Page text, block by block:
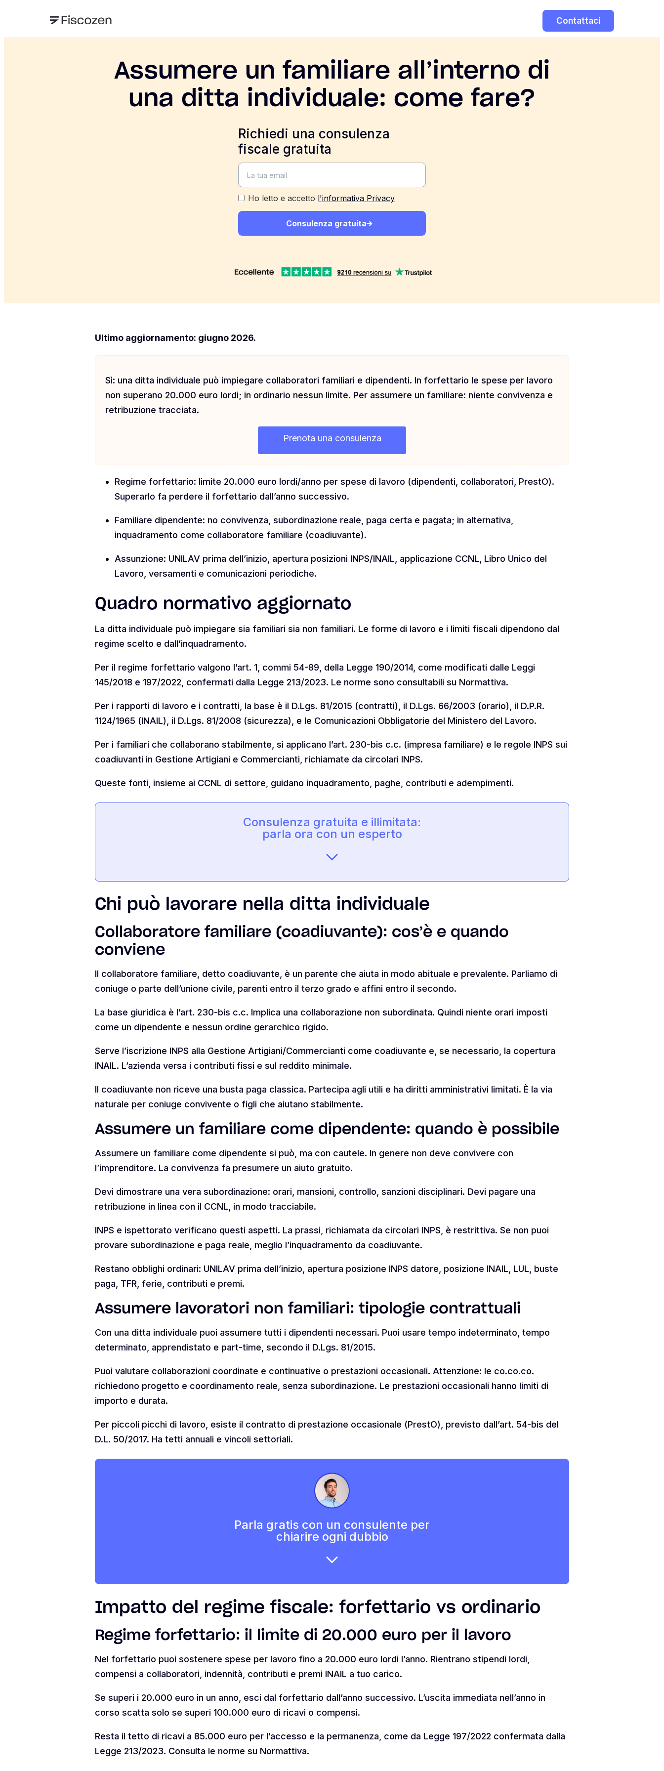
Contattaci
Assumere un familiare all’interno di
una ditta individuale: come fare?
Richiedi una consulenza
fiscale gratuita
Ho letto e accetto l'informativa Privacy
Consulenza gratuita
Ultimo aggiornamento: giugno 2026.
Sì: una ditta individuale può impiegare collaboratori familiari e dipendenti. In forfettario le spese per lavoro
non superano 20.000 euro lordi; in ordinario nessun limite. Per assumere un familiare: niente convivenza e
retribuzione tracciata.
Prenota una consulenza
Regime forfettario: limite 20.000 euro lordi/anno per spese di lavoro (dipendenti, collaboratori, PrestO).
Superarlo fa perdere il forfettario dall’anno successivo.
Familiare dipendente: no convivenza, subordinazione reale, paga certa e pagata; in alternativa,
inquadramento come collaboratore familiare (coadiuvante).
Assunzione: UNILAV prima dell’inizio, apertura posizioni INPS/INAIL, applicazione CCNL, Libro Unico del
Lavoro, versamenti e comunicazioni periodiche.
Quadro normativo aggiornato
La ditta individuale può impiegare sia familiari sia non familiari. Le forme di lavoro e i limiti fiscali dipendono dal
regime scelto e dall’inquadramento.
Per il regime forfettario valgono l’art. 1, commi 54-89, della Legge 190/2014, come modificati dalle Leggi
145/2018 e 197/2022, confermati dalla Legge 213/2023. Le norme sono consultabili su Normattiva.
Per i rapporti di lavoro e i contratti, la base è il D.Lgs. 81/2015 (contratti), il D.Lgs. 66/2003 (orario), il D.P.R.
1124/1965 (INAIL), il D.Lgs. 81/2008 (sicurezza), e le Comunicazioni Obbligatorie del Ministero del Lavoro.
Per i familiari che collaborano stabilmente, si applicano l’art. 230-bis c.c. (impresa familiare) e le regole INPS sui
coadiuvanti in Gestione Artigiani e Commercianti, richiamate da circolari INPS.
Queste fonti, insieme ai CCNL di settore, guidano inquadramento, paghe, contributi e adempimenti.
Consulenza gratuita e illimitata:
parla ora con un esperto
Chi può lavorare nella ditta individuale
Collaboratore familiare (coadiuvante): cos’è e quando
conviene
Il collaboratore familiare, detto coadiuvante, è un parente che aiuta in modo abituale e prevalente. Parliamo di
coniuge o parte dell’unione civile, parenti entro il terzo grado e affini entro il secondo.
La base giuridica è l’art. 230-bis c.c. Implica una collaborazione non subordinata. Quindi niente orari imposti
come un dipendente e nessun ordine gerarchico rigido.
Serve l’iscrizione INPS alla Gestione Artigiani/Commercianti come coadiuvante e, se necessario, la copertura
INAIL. L’azienda versa i contributi fissi e sul reddito minimale.
Il coadiuvante non riceve una busta paga classica. Partecipa agli utili e ha diritti amministrativi limitati. È la via
naturale per coniuge convivente o figli che aiutano stabilmente.
Assumere un familiare come dipendente: quando è possibile
Assumere un familiare come dipendente si può, ma con cautele. In genere non deve convivere con
l’imprenditore. La convivenza fa presumere un aiuto gratuito.
Devi dimostrare una vera subordinazione: orari, mansioni, controllo, sanzioni disciplinari. Devi pagare una
retribuzione in linea con il CCNL, in modo tracciabile.
INPS e ispettorato verificano questi aspetti. La prassi, richiamata da circolari INPS, è restrittiva. Se non puoi
provare subordinazione e paga reale, meglio l’inquadramento da coadiuvante.
Restano obblighi ordinari: UNILAV prima dell’inizio, apertura posizione INPS datore, posizione INAIL, LUL, buste
paga, TFR, ferie, contributi e premi.
Assumere lavoratori non familiari: tipologie contrattuali
Con una ditta individuale puoi assumere tutti i dipendenti necessari. Puoi usare tempo indeterminato, tempo
determinato, apprendistato e part-time, secondo il D.Lgs. 81/2015.
Puoi valutare collaborazioni coordinate e continuative o prestazioni occasionali. Attenzione: le co.co.co.
richiedono progetto e coordinamento reale, senza subordinazione. Le prestazioni occasionali hanno limiti di
importo e durata.
Per piccoli picchi di lavoro, esiste il contratto di prestazione occasionale (PrestO), previsto dall’art. 54-bis del
D.L. 50/2017. Ha tetti annuali e vincoli settoriali.
Parla gratis con un consulente per
chiarire ogni dubbio
Impatto del regime fiscale: forfettario vs ordinario
Regime forfettario: il limite di 20.000 euro per il lavoro
Nel forfettario puoi sostenere spese per lavoro fino a 20.000 euro lordi l’anno. Rientrano stipendi lordi,
compensi a collaboratori, indennità, contributi e premi INAIL a tuo carico.
Se superi i 20.000 euro in un anno, esci dal forfettario dall’anno successivo. L’uscita immediata nell’anno in
corso scatta solo se superi 100.000 euro di ricavi o compensi.
Resta il tetto di ricavi a 85.000 euro per l’accesso e la permanenza, come da Legge 197/2022 confermata dalla
Legge 213/2023. Consulta le norme su Normattiva.